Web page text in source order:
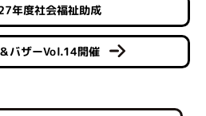
年度社会福祉助成
バザーVol.14開催